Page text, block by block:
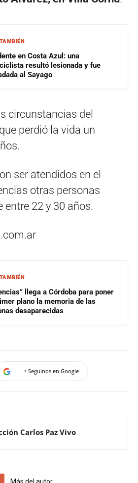
en Costa Azul: una
resultó lesionada y fue
al Sayago
circunstancias del
perdió la vida un
ser atendidos en el
otras personas
entre 22 y 30 años.
llega a Córdoba para poner
plano la memoria de las
desaparecidas
+ Seguinos en Google
Carlos Paz Vivo
Más del autor